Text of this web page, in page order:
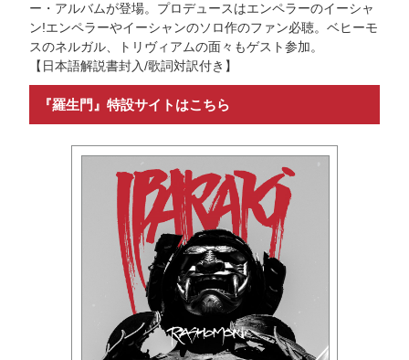
ー・アルバムが登場。プロデュースはエンペラーのイーシャ
ン!エンペラーやイーシャンのソロ作のファン必聴。ベヒーモ
スのネルガル、トリヴィアムの面々もゲスト参加。
【日本語解説書封入/歌詞対訳付き】
『羅生門』特設サイトはこちら